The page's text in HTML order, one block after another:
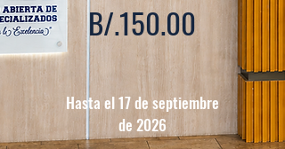
B/.150.00
Hasta el 17 de septiembre
de 2026